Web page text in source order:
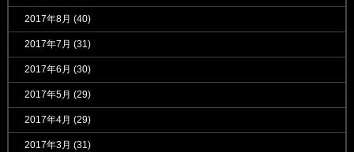
2017年8月 (40)
2017年7月 (31)
2017年6月 (30)
2017年5月 (29)
2017年4月 (29)
2017年3月 (31)